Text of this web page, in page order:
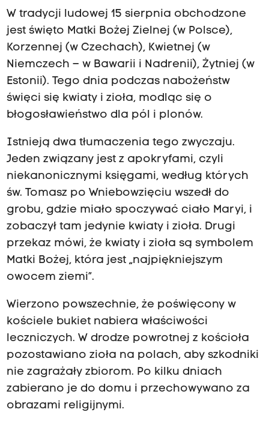
W tradycji ludowej 15 sierpnia obchodzone
jest święto Matki Bożej Zielnej (w Polsce),
Korzennej (w Czechach), Kwietnej (w
Niemczech – w Bawarii i Nadrenii), Żytniej (w
Estonii). Tego dnia podczas nabożeństw
święci się kwiaty i zioła, modląc się o
błogosławieństwo dla pól i plonów.
Istnieją dwa tłumaczenia tego zwyczaju.
Jeden związany jest z apokryfami, czyli
niekanonicznymi księgami, według których
św. Tomasz po Wniebowzięciu wszedł do
grobu, gdzie miało spoczywać ciało Maryi, i
zobaczył tam jedynie kwiaty i zioła. Drugi
przekaz mówi, że kwiaty i zioła są symbolem
Matki Bożej, która jest „najpiękniejszym
owocem ziemi”.
Wierzono powszechnie, że poświęcony w
kościele bukiet nabiera właściwości
leczniczych. W drodze powrotnej z kościoła
pozostawiano zioła na polach, aby szkodniki
nie zagrażały zbiorom. Po kilku dniach
zabierano je do domu i przechowywano za
obrazami religijnymi.